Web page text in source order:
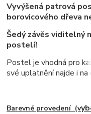
Vyvýšená patrová
borovicového dřeva
Šedý závěs viditelný
postelí!
Postel je vhodná pro
své uplatnění najde i na
Barevné provedení (v